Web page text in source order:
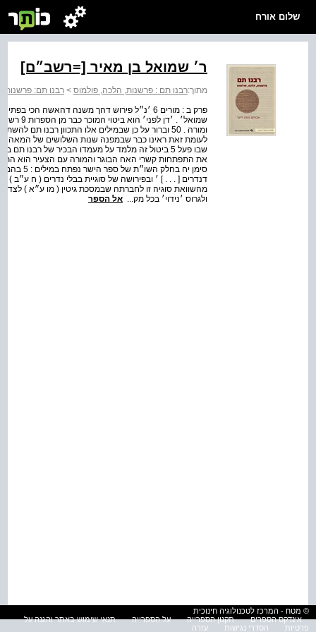
שלום אורח
ר׳ שמואל בן מאיר [=רשב״ם]
מתוך:רבנו תם : פרשנות, הלכה, פולמוס > רבנו תם: פרשנות,
פרק ב : מורים 6 ׳נ״ל פירוש דהך משנה דהאשה
שמואל׳ .
ומורה . 50 וברור על כן שבמילים אלו התכוון רבנו
לעומת זאת ראינו כבר שבמפנה שנות השלושים של המאה
שבו פעל 5 ביטול זה מלמד על מעמדו הבכיר של
סימן יח
דנדרים [ . . . ] ׳ ובפירושה של סוגיית בבלי נדרים ( ח ע״ב
מהשוואת סוגיה זו לחברתה שבמסכת גיטין ( מו ע״א ) לצד
ולגרוס ׳נידוי׳ בכל מק... אל הספר
© מטח - המרכז לטכנולוגיה חינוכית
אינדקס הספרים
תקנון הספרייה על הספרייה
תנאי שימוש באתר והגנה על
פרטיות
הסדרי נגישות עזרה